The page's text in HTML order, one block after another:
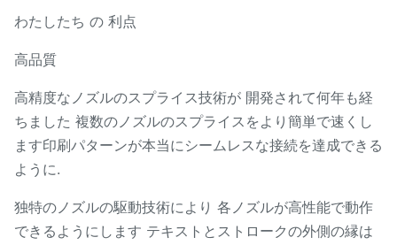
わたしたち の 利点
高品質
高精度なノズルのスプライス技術が 開発されて何年も経
ちました 複数のノズルのスプライスをより簡単で速くし
ます印刷パターンが本当にシームレスな接続を達成できる
ように.
独特のノズルの駆動技術により 各ノズルが高性能で動作
できるようにします テキストとストロークの外側の縁は